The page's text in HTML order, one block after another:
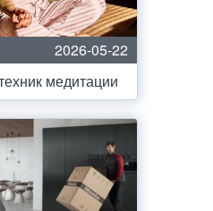
2026-05-22
медитации